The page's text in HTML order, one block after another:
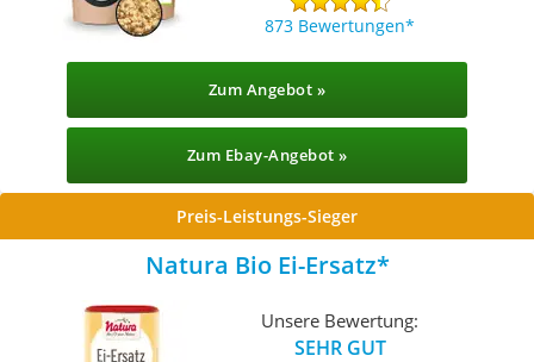
873 Bewertungen
Zum Angebot »
Zum Ebay-Angebot »
Preis-Leistungs-Sieger
Natura Bio Ei-Ersatz
Unsere Bewertung:
SEHR GUT